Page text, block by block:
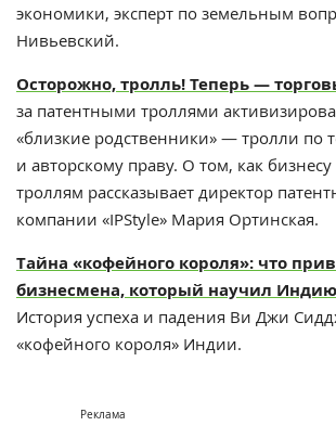
экономики, эксперт по земельным
Нивьевский.
Осторожно, тролль! Теперь —
за патентными троллями
«близкие родственники» — тролли по
и авторскому праву. О том, как бизнесу
троллям рассказывает директор
компании «IPStyle» Мария Ортинская.
Тайна «кофейного короля»: что
бизнесмена, который научил
История успеха и падения Ви Джи
«кофейного короля» Индии.
Реклама